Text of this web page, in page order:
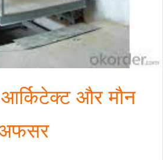
आर्किटेक्ट और मौन
अफसर